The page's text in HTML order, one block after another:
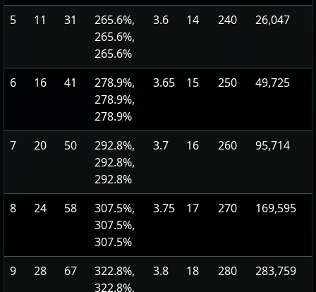
5 11 31
265.6%,
265.6%,
265.6%
3.6 14 240 26,047
6 16 41
278.9%,
278.9%,
278.9%
3.65 15 250 49,725
7 20 50
292.8%,
292.8%,
292.8%
3.7 16 260 95,714
8 24 58
307.5%,
307.5%,
307.5%
3.75 17 270 169,595
9 28 67
322.8%,
322.8%,
3.8 18 280 283,759